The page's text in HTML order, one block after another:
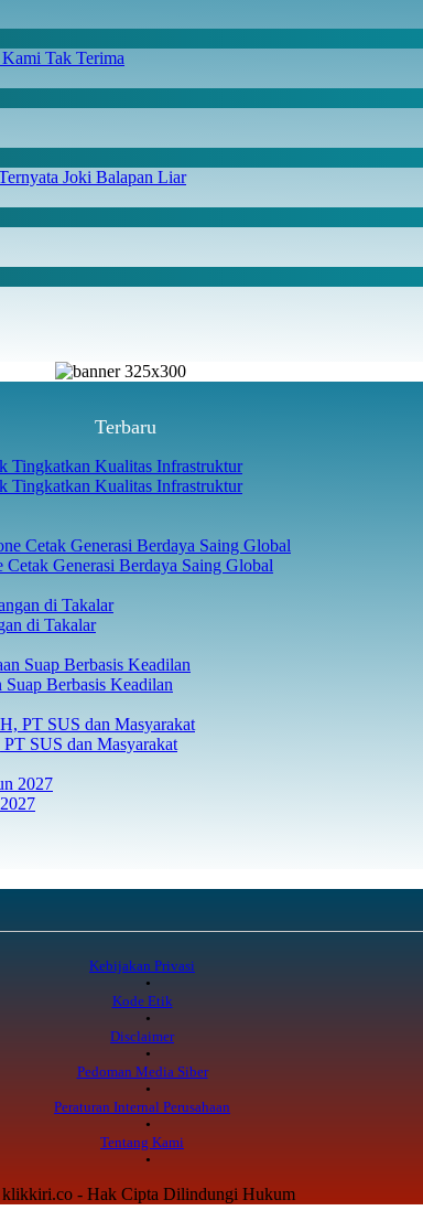
Tak Terima
Joki Balapan Liar
Terbaru
Tingkatkan Kualitas Infrastruktur
Generasi Berdaya Saing Global
di Takalar
Berbasis Keadilan
SUS dan Masyarakat
Kebijakan Privasi
Kode Etik
Disclaimer
Pedoman Media Siber
Peraturan Internal Perusahaan
Tentang Kami
- Hak Cipta Dilindungi Hukum